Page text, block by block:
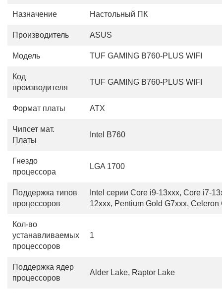
Назначение Настольный ПК
Производитель ASUS
Модель TUF GAMING B760-PLUS WIFI
Код
производителя
TUF GAMING B760-PLUS WIFI
Формат платы ATX
Чипсет мат.
Платы
Intel B760
Гнездо
процессора
LGA 1700
Поддержка типов
процессоров
Intel серии Core i9-13xxx, Core i7-
12xxx, Pentium Gold G7xxx, Celeron
Кол-во
устанавливаемых
процессоров
1
Поддержка ядер
процессоров
Alder Lake, Raptor Lake